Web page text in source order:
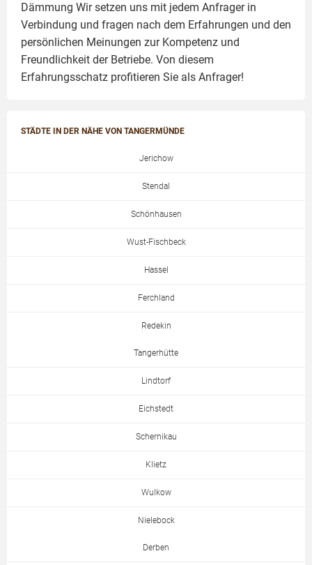
Dämmung Wir setzen uns mit jedem Anfrager in
Verbindung und fragen nach dem Erfahrungen und den
persönlichen Meinungen zur Kompetenz und
Freundlichkeit der Betriebe. Von diesem
Erfahrungsschatz profitieren Sie als Anfrager!
STÄDTE IN DER NÄHE VON TANGERMÜNDE
Jerichow
Stendal
Schönhausen
Wust-Fischbeck
Hassel
Ferchland
Redekin
Tangerhütte
Lindtorf
Eichstedt
Schernikau
Klietz
Wulkow
Nielebock
Derben